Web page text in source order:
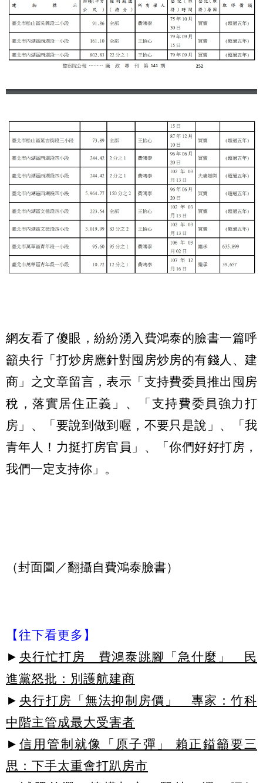
網友看了傻眼，紛紛湧入費鴻泰的臉書一篇呼
籲央行「打炒房應針對囤房炒房的有錢人、建
商」之文章留言，表示「支持費委員推出囤房
稅，落實居住正義」、「支持費委員強力打
房」、「要說到做到喔，不要只是說」、「我
青年人！力挺打房官員」、「你們好好打房，
我們一定支持你」。
（封面圖／翻攝自費鴻泰臉書）
【往下看更多】
► 央行忙打房 費鴻泰跳腳「急什麼」 民
進黨怒批：別護航建商
► 央行打房「無法抑制房價」 專家：竹科
中階主管成最大受害者
► 信用管制就像「原子彈」 賴正鎰籲要三
思：下手太重會打趴房市